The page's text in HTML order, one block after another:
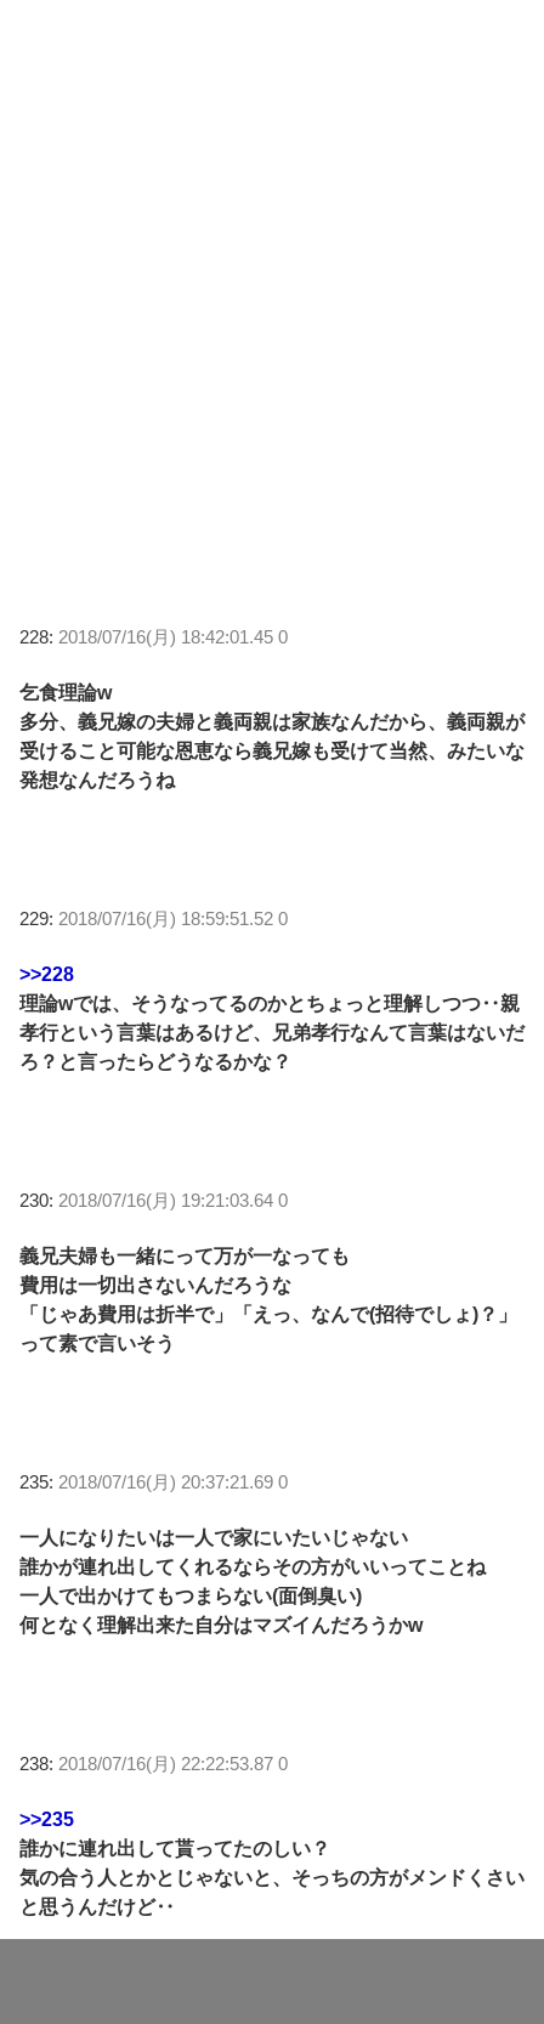
228: 2018/07/16(月) 18:42:01.45 0
乞食理論w
多分、義兄嫁の夫婦と義両親は家族なんだから、義両親が
受けること可能な恩恵なら義兄嫁も受けて当然、みたいな
発想なんだろうね
229: 2018/07/16(月) 18:59:51.52 0
>>228
理論wでは、そうなってるのかとちょっと理解しつつ‥親
孝行という言葉はあるけど、兄弟孝行なんて言葉はないだ
ろ？と言ったらどうなるかな？
230: 2018/07/16(月) 19:21:03.64 0
義兄夫婦も一緒にって万が一なっても
費用は一切出さないんだろうな
「じゃあ費用は折半で」「えっ、なんで(招待でしょ)？」
って素で言いそう
235: 2018/07/16(月) 20:37:21.69 0
一人になりたいは一人で家にいたいじゃない
誰かが連れ出してくれるならその方がいいってことね
一人で出かけてもつまらない(面倒臭い)
何となく理解出来た自分はマズイんだろうかw
238: 2018/07/16(月) 22:22:53.87 0
>>235
誰かに連れ出して貰ってたのしい？
気の合う人とかとじゃないと、そっちの方がメンドくさい
と思うんだけど‥